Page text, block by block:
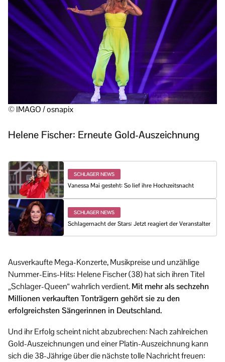
© IMAGO / osnapix
Helene Fischer: Erneute Gold-Auszeichnung
SCHLAGER NEWS
Vanessa Mai gesteht: So lief ihre Hochzeitsnacht
SCHLAGER NEWS
Schlagernacht der Stars: Jetzt reagiert der Veranstalter
Ausverkaufte Mega-Konzerte, Musikpreise und unzählige
Nummer-Eins-Hits: Helene Fischer (38) hat sich ihren Titel
„Schlager-Queen“ wahrlich verdient.Mit mehr als sechzehn
Millionen verkauften Tonträgern gehört sie zu den
erfolgreichsten Sängerinnen in Deutschland.
Und ihr Erfolg scheint nicht abzubrechen: Nach zahlreichen
Gold-Auszeichnungen und einer Platin-Auszeichnung kann
sich die 38-Jährige über die nächste tolle Nachricht freuen: